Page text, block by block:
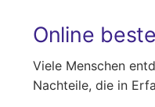
Online
Viele Menschen
Nachteile, die in